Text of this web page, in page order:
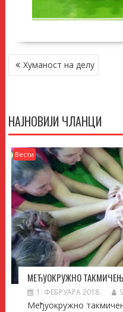
КРЕТАЊЕ
ЧЛАНКА
Хуманост на делу
НАЈНОВИЈИ ЧЛАНЦИ
Вести
МЕЂУОКРУЖНО
1. ФЕБРУАРА 2018.
Међуокружно